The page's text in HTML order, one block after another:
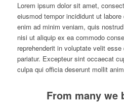
Lorem ipsum dolor sit amet,
eiusmod tempor incididunt ut
enim ad minim veniam, quis
nisi ut aliquip ex ea commodo
reprehenderit in voluptate velit
pariatur. Excepteur sint occaecat
culpa qui officia deserunt mollit
From many we